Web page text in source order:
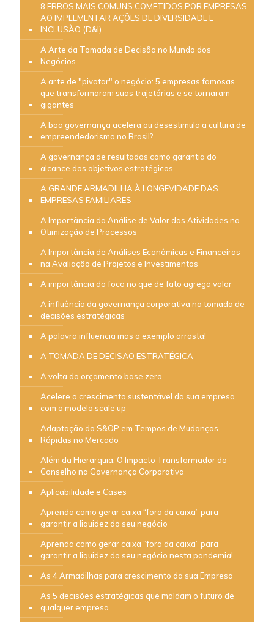
8 ERROS MAIS COMUNS COMETIDOS POR EMPRESAS
AO IMPLEMENTAR AÇÕES DE DIVERSIDADE E
INCLUSÀO (D&I)
A Arte da Tomada de Decisão no Mundo dos
Negócios
A arte de "pivotar" o negócio: 5 empresas famosas
que transformaram suas trajetórias e se tornaram
gigantes
A boa governança acelera ou desestimula a cultura de
empreendedorismo no Brasil?
A governança de resultados como garantia do
alcance dos objetivos estratégicos
A GRANDE ARMADILHA À LONGEVIDADE DAS
EMPRESAS FAMILIARES
A Importância da Análise de Valor das Atividades na
Otimização de Processos
A Importância de Análises Econômicas e Financeiras
na Avaliação de Projetos e Investimentos
A importância do foco no que de fato agrega valor
A influência da governança corporativa na tomada de
decisões estratégicas
A palavra influencia mas o exemplo arrasta!
A TOMADA DE DECISÃO ESTRATÉGICA
A volta do orçamento base zero
Acelere o crescimento sustentável da sua empresa
com o modelo scale up
Adaptação do S&OP em Tempos de Mudanças
Rápidas no Mercado
Além da Hierarquia: O Impacto Transformador do
Conselho na Governança Corporativa
Aplicabilidade e Cases
Aprenda como gerar caixa “fora da caixa” para
garantir a liquidez do seu negócio
Aprenda como gerar caixa “fora da caixa” para
garantir a liquidez do seu negócio nesta pandemia!
As 4 Armadilhas para crescimento da sua Empresa
As 5 decisões estratégicas que moldam o futuro de
qualquer empresa